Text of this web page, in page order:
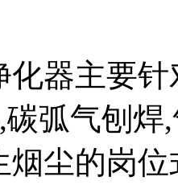
化器主要
弧气刨
烟尘的岗